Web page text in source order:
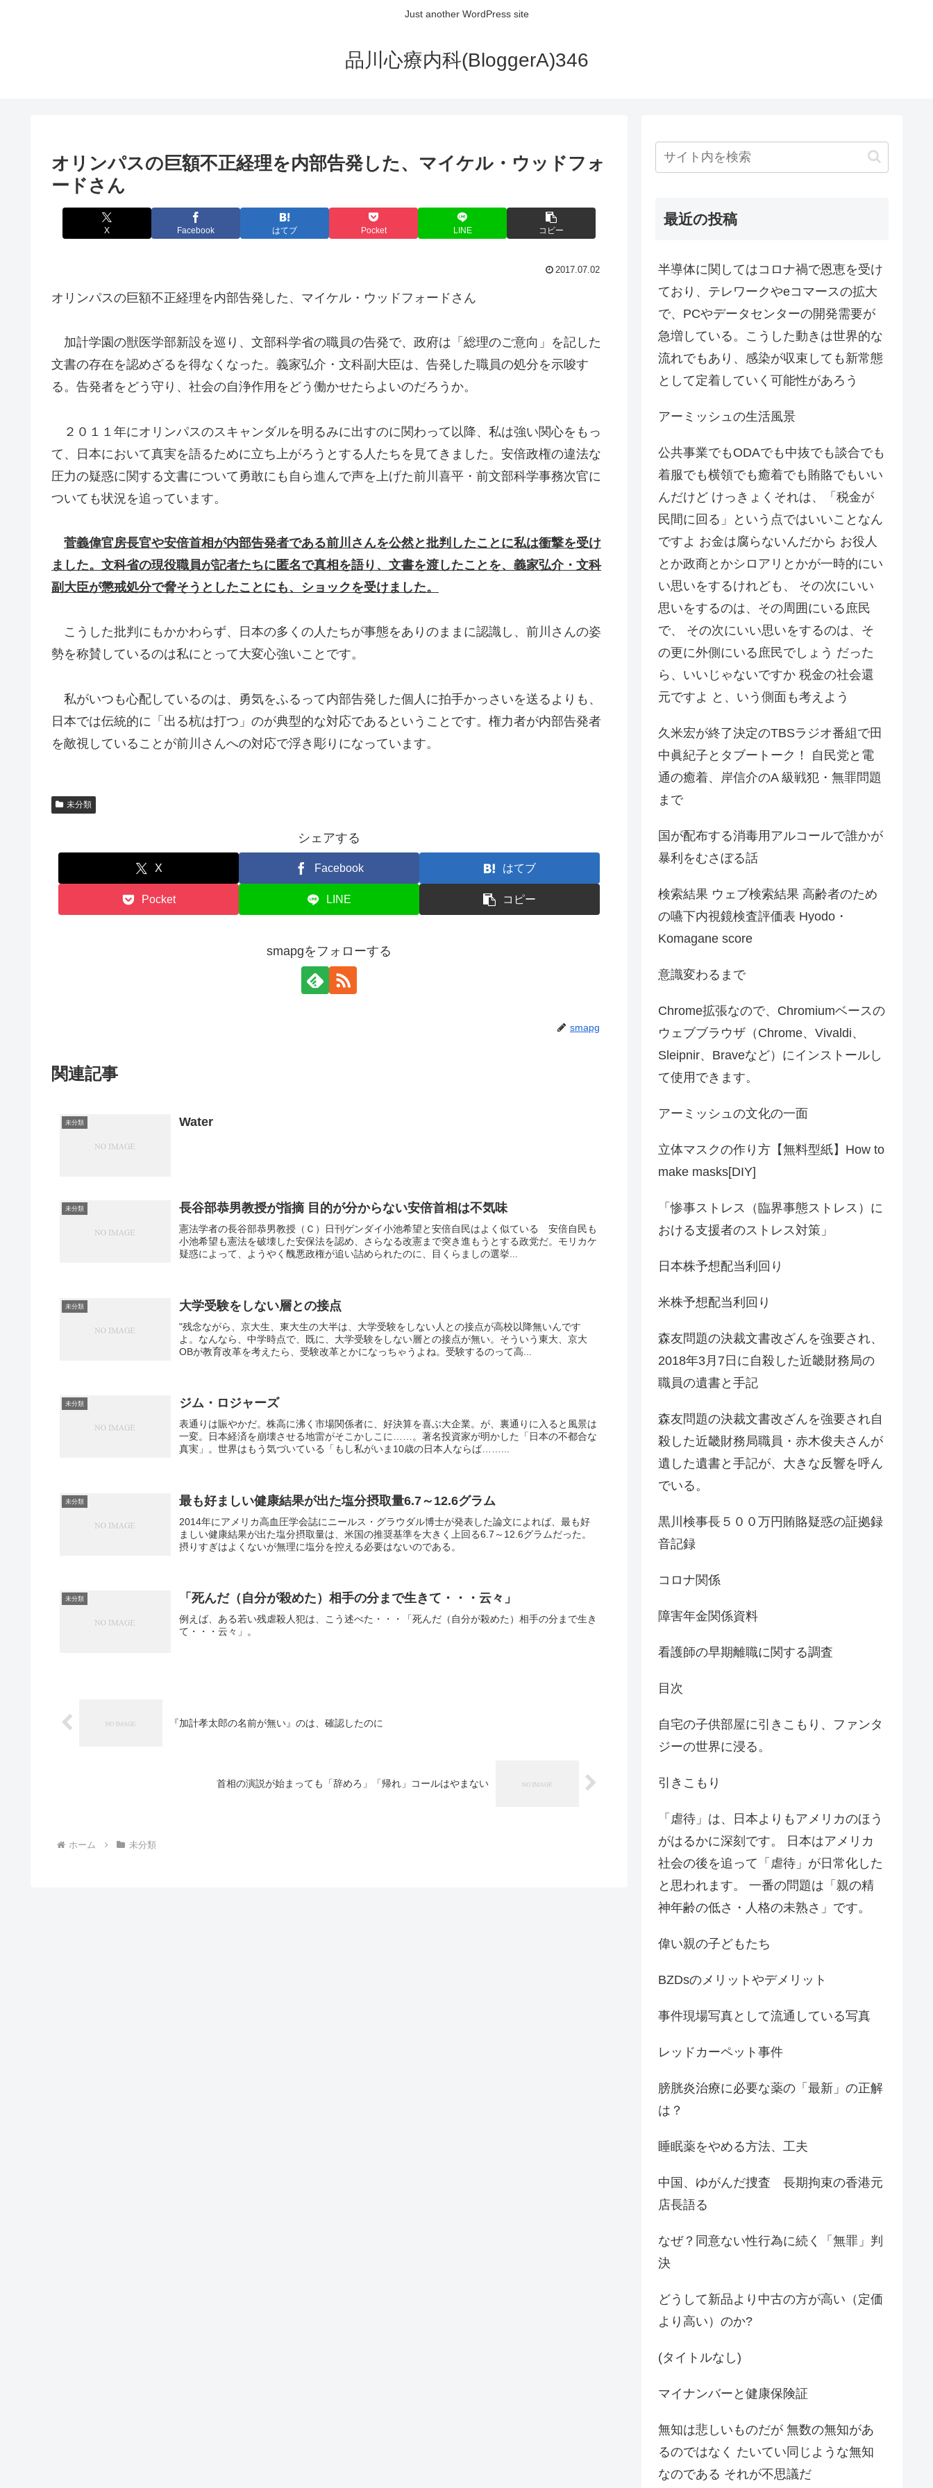
Just another WordPress site
品川心療内科(BloggerA)346
オリンパスの巨額不正経理を内部告発した、マイケル・ウッドフォ
ードさん
X Facebook はてブ Pocket LINE コピー
2017.07.02
オリンパスの巨額不正経理を内部告発した、マイケル・ウッドフォードさん
加計学園の獣医学部新設を巡り、文部科学省の職員の告発で、政府は「総理のご意向」を記した
文書の存在を認めざるを得なくなった。義家弘介・文科副大臣は、告発した職員の処分を示唆す
る。告発者をどう守り、社会の自浄作用をどう働かせたらよいのだろうか。
２０１１年にオリンパスのスキャンダルを明るみに出すのに関わって以降、私は強い関心をもっ
て、日本において真実を語るために立ち上がろうとする人たちを見てきました。安倍政権の違法な
圧力の疑惑に関する文書について勇敢にも自ら進んで声を上げた前川喜平・前文部科学事務次官に
ついても状況を追っています。
菅義偉官房長官や安倍首相が内部告発者である前川さんを公然と批判したことに私は衝撃を受け
ました。文科省の現役職員が記者たちに匿名で真相を語り、文書を渡したことを、義家弘介・文科
副大臣が懲戒処分で脅そうとしたことにも、ショックを受けました。
こうした批判にもかかわらず、日本の多くの人たちが事態をありのままに認識し、前川さんの姿
勢を称賛しているのは私にとって大変心強いことです。
私がいつも心配しているのは、勇気をふるって内部告発した個人に拍手かっさいを送るよりも、
日本では伝統的に「出る杭は打つ」のが典型的な対応であるということです。権力者が内部告発者
を敵視していることが前川さんへの対応で浮き彫りになっています。
未分類
シェアする
X Facebook はてブ
Pocket LINE コピー
smapgをフォローする
smapg
関連記事
未分類 Water
未分類 長谷部恭男教授が指摘 目的が分からない安倍首相は不気味
憲法学者の長谷部恭男教授（Ｃ）日刊ゲンダイ小池希望と安倍自民はよく似ている 安倍自民も
小池希望も憲法を破壊した安保法を認め、さらなる改憲まで突き進もうとする政党だ。モリカケ
疑惑によって、ようやく醜悪政権が追い詰められたのに、目くらましの選挙...
未分類 大学受験をしない層との接点
"残念ながら、京大生、東大生の大半は、大学受験をしない人との接点が高校以降無いんです
よ。なんなら、中学時点で、既に、大学受験をしない層との接点が無い。そういう東大、京大
OBが教育改革を考えたら、受験改革とかになっちゃうよね。受験するのって高...
未分類 ジム・ロジャーズ
表通りは賑やかだ。株高に沸く市場関係者に、好決算を喜ぶ大企業。が、裏通りに入ると風景は
一変。日本経済を崩壊させる地雷がそこかしこに……。著名投資家が明かした「日本の不都合な
真実」。世界はもう気づいている「もし私がいま10歳の日本人ならば……...
未分類 最も好ましい健康結果が出た塩分摂取量6.7～12.6グラム
2014年にアメリカ高血圧学会誌にニールス・グラウダル博士が発表した論文によれば、最も好
ましい健康結果が出た塩分摂取量は、米国の推奨基準を大きく上回る6.7～12.6グラムだった。
摂りすぎはよくないが無理に塩分を控える必要はないのである。
未分類 「死んだ（自分が殺めた）相手の分まで生きて・・・云々」
例えば、ある若い残虐殺人犯は、こう述べた・・・「死んだ（自分が殺めた）相手の分まで生き
て・・・云々」。
『加計孝太郎の名前が無い』のは、確認したのに
首相の演説が始まっても「辞めろ」「帰れ」コールはやまない
ホーム 未分類
最近の投稿
半導体に関してはコロナ禍で恩恵を受け
ており、テレワークやeコマースの拡大
で、PCやデータセンターの開発需要が
急増している。こうした動きは世界的な
流れでもあり、感染が収束しても新常態
として定着していく可能性があろう
アーミッシュの生活風景
公共事業でもODAでも中抜でも談合でも
着服でも横領でも癒着でも賄賂でもいい
んだけど けっきょくそれは、「税金が
民間に回る」という点ではいいことなん
ですよ お金は腐らないんだから お役人
とか政商とかシロアリとかが一時的にい
い思いをするけれども、 その次にいい
思いをするのは、その周囲にいる庶民
で、 その次にいい思いをするのは、そ
の更に外側にいる庶民でしょう だった
ら、いいじゃないですか 税金の社会還
元ですよ と、いう側面も考えよう
久米宏が終了決定のTBSラジオ番組で田
中眞紀子とタブートーク！ 自民党と電
通の癒着、岸信介のA 級戦犯・無罪問題
まで
国が配布する消毒用アルコールで誰かが
暴利をむさぼる話
検索結果 ウェブ検索結果 高齢者のため
の嚥下内視鏡検査評価表 Hyodo・
Komagane score
意識変わるまで
Chrome拡張なので、Chromiumベースの
ウェブブラウザ（Chrome、Vivaldi、
Sleipnir、Braveなど）にインストールし
て使用できます。
アーミッシュの文化の一面
立体マスクの作り方【無料型紙】How to
make masks[DIY]
「惨事ストレス（臨界事態ストレス）に
おける支援者のストレス対策」
日本株予想配当利回り
米株予想配当利回り
森友問題の決裁文書改ざんを強要され、
2018年3月7日に自殺した近畿財務局の
職員の遺書と手記
森友問題の決裁文書改ざんを強要され自
殺した近畿財務局職員・赤木俊夫さんが
遺した遺書と手記が、大きな反響を呼ん
でいる。
黒川検事長５００万円賄賂疑惑の証拠録
音記録
コロナ関係
障害年金関係資料
看護師の早期離職に関する調査
目次
自宅の子供部屋に引きこもり、ファンタ
ジーの世界に浸る。
引きこもり
「虐待」は、日本よりもアメリカのほう
がはるかに深刻です。 日本はアメリカ
社会の後を追って「虐待」が日常化した
と思われます。 一番の問題は「親の精
神年齢の低さ・人格の未熟さ」です。
偉い親の子どもたち
BZDsのメリットやデメリット
事件現場写真として流通している写真
レッドカーペット事件
膀胱炎治療に必要な薬の「最新」の正解
は？
睡眠薬をやめる方法、工夫
中国、ゆがんだ捜査 長期拘束の香港元
店長語る
なぜ？同意ない性行為に続く「無罪」判
決
どうして新品より中古の方が高い（定価
より高い）のか?
(タイトルなし)
マイナンバーと健康保険証
無知は悲しいものだが 無数の無知があ
るのではなく たいてい同じような無知
なのである それが不思議だ